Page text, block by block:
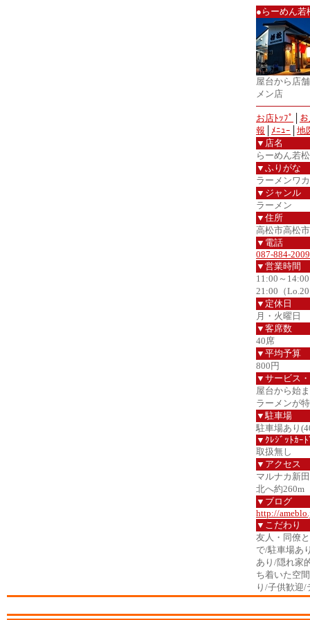
●らーめん若
屋台から店
メン店
お店ﾄｯﾌﾟ
報
ﾒﾆｭｰ
地
▼店名
らーめん若松
▼ふりがな
ラーメンワ
▼ジャンル
ラーメン
▼住所
高松市高松
▼電話
087-884-2009
▼営業時間
11:00～
21:00（
▼定休日
月・火曜日
▼客席数
40席
▼平均予算
800円
▼サービス
屋台から始
ラーメンが
▼駐車場
駐車場あり
▼ｸﾚｼﾞｯﾄｶｰﾄ
取扱無し
▼アクセス
マルナカ新
北へ約260m
▼ブログ
http://
▼こだわり
友人・同僚
で/駐車場あ
あり/隠れ家
ち着いた空
り/子供歓迎/